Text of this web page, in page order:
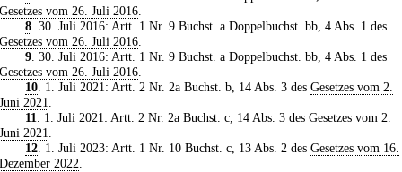
Gesetzes vom 26. Juli 2016.
8. 30. Juli 2016: Artt. 1 Nr. 9 Buchst. a Doppelbuchst. bb, 4 Abs. 1 des
Gesetzes vom 26. Juli 2016.
9. 30. Juli 2016: Artt. 1 Nr. 9 Buchst. a Doppelbuchst. bb, 4 Abs. 1 des
Gesetzes vom 26. Juli 2016.
10. 1. Juli 2021: Artt. 2 Nr. 2a Buchst. b, 14 Abs. 3 des Gesetzes vom 2.
Juni 2021.
11. 1. Juli 2021: Artt. 2 Nr. 2a Buchst. c, 14 Abs. 3 des Gesetzes vom 2.
Juni 2021.
12. 1. Juli 2023: Artt. 1 Nr. 10 Buchst. c, 13 Abs. 2 des Gesetzes vom 16.
Dezember 2022.